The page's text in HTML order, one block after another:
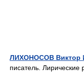
ЛИХОНОСОВ Виктор
писатель. Лирические